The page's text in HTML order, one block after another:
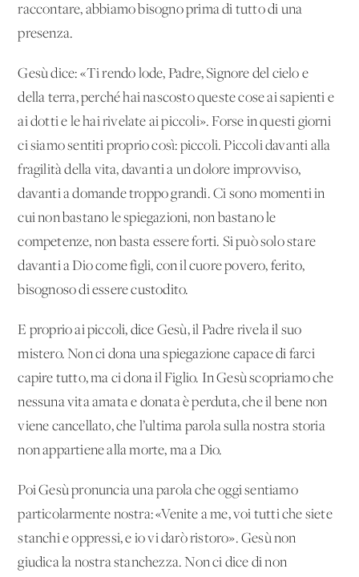
raccontare, abbiamo bisogno prima di tutto di una
presenza.
Gesù dice: «Ti rendo lode, Padre, Signore del cielo e
della terra, perché hai nascosto queste cose ai sapienti e
ai dotti e le hai rivelate ai piccoli». Forse in questi giorni
ci siamo sentiti proprio così: piccoli. Piccoli davanti alla
fragilità della vita, davanti a un dolore improvviso,
davanti a domande troppo grandi. Ci sono momenti in
cui non bastano le spiegazioni, non bastano le
competenze, non basta essere forti. Si può solo stare
davanti a Dio come figli, con il cuore povero, ferito,
bisognoso di essere custodito.
E proprio ai piccoli, dice Gesù, il Padre rivela il suo
mistero. Non ci dona una spiegazione capace di farci
capire tutto, ma ci dona il Figlio. In Gesù scopriamo che
nessuna vita amata e donata è perduta, che il bene non
viene cancellato, che l’ultima parola sulla nostra storia
non appartiene alla morte, ma a Dio.
Poi Gesù pronuncia una parola che oggi sentiamo
particolarmente nostra: «Venite a me, voi tutti che siete
stanchi e oppressi, e io vi darò ristoro». Gesù non
giudica la nostra stanchezza. Non ci dice di non